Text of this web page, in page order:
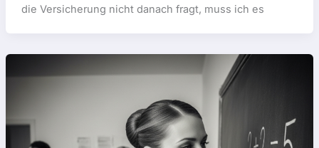
die Versicherung nicht danach fragt, muss ich es